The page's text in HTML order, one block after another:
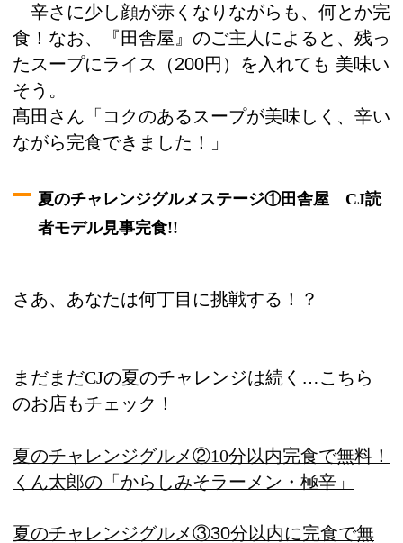
辛さに少し顔が赤くなりながらも、何とか完
食！なお、『田舎屋』のご主人によると、残っ
たスープにライス（200円）を入れても 美味い
そう。
髙田さん「コクのあるスープが美味しく、辛い
ながら完食できました！」
夏のチャレンジグルメステージ①田舎屋 CJ読
者モデル見事完食!!
さあ、あなたは何丁目に挑戦する！？
まだまだCJの夏のチャレンジは続く…こちら
のお店もチェック！
夏のチャレンジグルメ②10分以内完食で無料！
くん太郎の「からしみそラーメン・極辛」
夏のチャレンジグルメ③30分以内に完食で無